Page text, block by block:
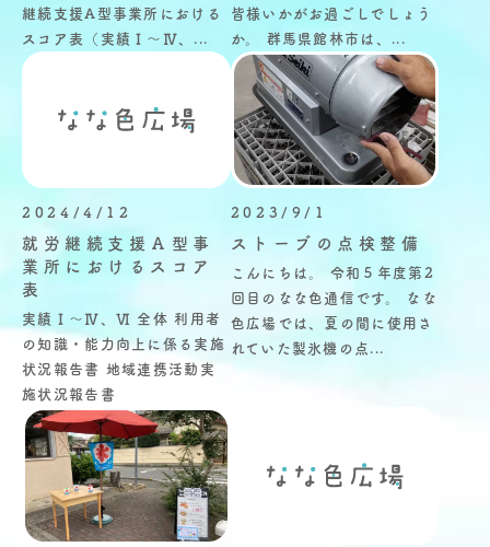
継続支援A型事業所における
スコア表（実績Ⅰ～Ⅳ、...
皆様いかがお過ごしでしょう
か。 群馬県館林市は、...
2024/4/12
就労継続支援Ａ型事
業所におけるスコア
表
実績Ⅰ～Ⅳ、Ⅵ 全体 利用者
の知識・能力向上に係る実施
状況報告書 地域連携活動実
施状況報告書
2023/9/1
ストーブの点検整備
こんにちは。 令和５年度第2
回目のなな色通信です。 なな
色広場では、夏の間に使用さ
れていた製氷機の点...